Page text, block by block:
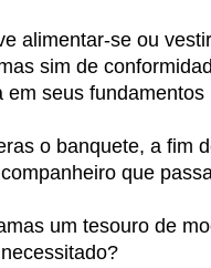
alimentar-se ou
sim de
em seus fundamentos
o banquete, a fim
que
um tesouro de